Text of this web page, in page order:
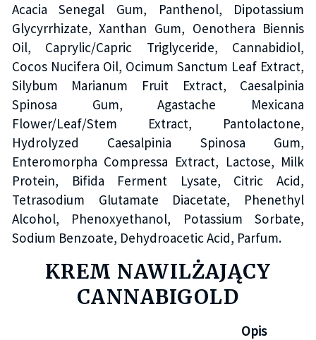
Acacia Senegal Gum, Panthenol, Dipotassium
Glycyrrhizate, Xanthan Gum, Oenothera Biennis
Oil, Caprylic/Capric Triglyceride, Cannabidiol,
Cocos Nucifera Oil, Ocimum Sanctum Leaf Extract,
Silybum Marianum Fruit Extract, Caesalpinia
Spinosa Gum, Agastache Mexicana
Flower/Leaf/Stem Extract, Pantolactone,
Hydrolyzed Caesalpinia Spinosa Gum,
Enteromorpha Compressa Extract, Lactose, Milk
Protein, Bifida Ferment Lysate, Citric Acid,
Tetrasodium Glutamate Diacetate, Phenethyl
Alcohol, Phenoxyethanol, Potassium Sorbate,
Sodium Benzoate, Dehydroacetic Acid, Parfum.
KREM NAWILŻAJĄCY
CANNABIGOLD
Opis